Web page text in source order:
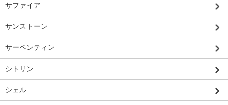
サファイア
サンストーン
サーペンティン
シトリン
シェル